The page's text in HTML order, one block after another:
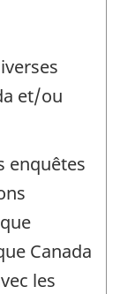
et/ou
enquêtes
Canada
les